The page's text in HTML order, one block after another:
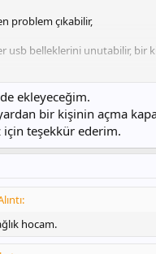
problem çıkabilir,
usb belleklerini unutabilir, bir
ekleyeceğim.
bir kişinin açma
teşekkür ederim.
hocam.